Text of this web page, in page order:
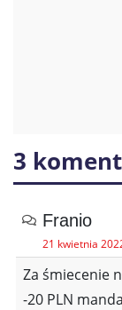
3
Franio
21 kwietnia
Za śmiecenie
-20 PLN